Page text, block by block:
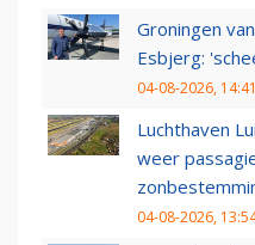
Groningen
Esbjerg:
04-08-2026, 14:41
Luchthaven
weer
04-08-2026,